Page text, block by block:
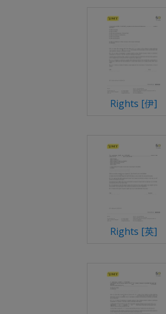
Rights [伊]
Rights [英]